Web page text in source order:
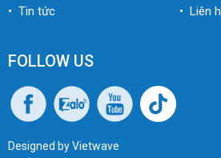
• Tin tức
• Liên
FOLLOW US
Designed byVietwave